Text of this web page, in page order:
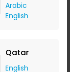
Arabic
English
Qatar
English
غطاء شمسي قابل